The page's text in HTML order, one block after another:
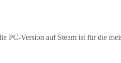
PC-Version auf Steam ist für die